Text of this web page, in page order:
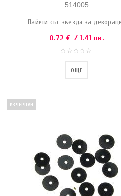
514005
Пайети със звезда за
0.72 € / 1.41 лв.
ОЩЕ
ИЗЧЕРПАН